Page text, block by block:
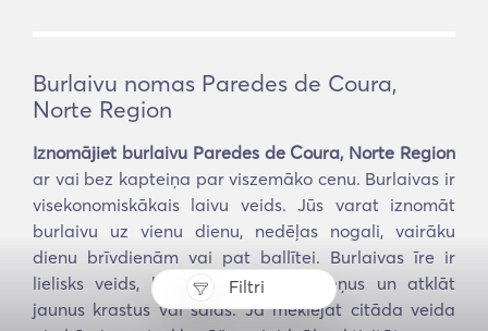
Filtri
Burlaivu nomas Paredes de Coura,
Norte Region
Iznomājiet burlaivu Paredes de Coura, Norte Region
ar vai bez kapteiņa par viszemāko cenu. Burlaivas ir
visekonomiskākais laivu veids. Jūs varat iznomāt
burlaivu uz vienu dienu, nedēļas nogali, vairāku
dienu brīvdienām vai pat ballītei. Burlaivas īre ir
lielisks veids, kā izpētīt jaunus ūdeņus un atklāt
jaunus krastus vai salas. Ja meklējat citāda veida